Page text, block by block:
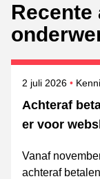
Achteraf
er voor
Gepubliceerd op
2 juli 2026
Vanaf
achteraf